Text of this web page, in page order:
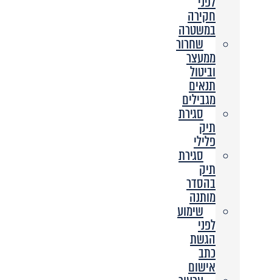
חקירה
במשטרה
שחרור
ממעצר
וביטול
תנאים
מגבילים
סגירת
תיק
פלילי
סגירת
תיק
בהסדר
מותנה
שימוע
לפני
הגשת
כתב
אישום